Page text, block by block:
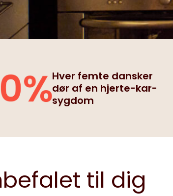
Hver femte dansker
dør af en hjerte-kar-
sygdom
til dig